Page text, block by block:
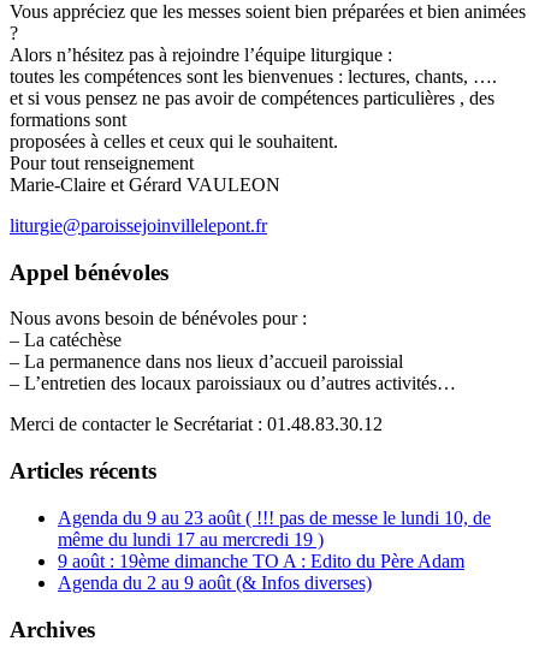
Vous appréciez que les messes soient bien préparées et bien animées
?
Alors n’hésitez pas à rejoindre l’équipe liturgique :
toutes les compétences sont les bienvenues : lectures, chants, ….
et si vous pensez ne pas avoir de compétences particulières , des
formations sont
proposées à celles et ceux qui le souhaitent.
Pour tout renseignement
Marie-Claire et Gérard VAULEON
liturgie@paroissejoinvillelepont.fr
Appel bénévoles
Nous avons besoin de bénévoles pour :
– La catéchèse
– La permanence dans nos lieux d’accueil paroissial
– L’entretien des locaux paroissiaux ou d’autres activités…
Merci de contacter le Secrétariat : 01.48.83.30.12
Articles récents
Agenda du 9 au 23 août ( !!! pas de messe le lundi 10, de
même du lundi 17 au mercredi 19 )
9 août : 19ème dimanche TO A : Edito du Père Adam
Agenda du 2 au 9 août (& Infos diverses)
Archives